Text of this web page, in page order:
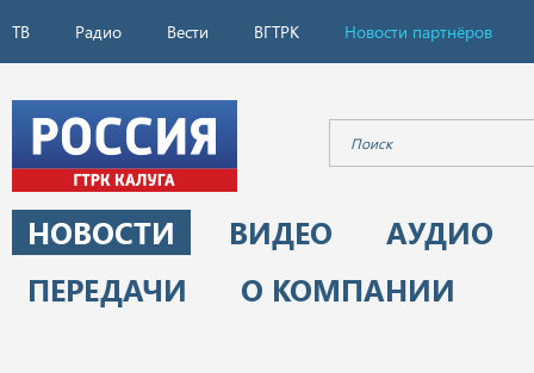
ТВ Радио Вести ВГТРК Новости партнёров
НОВОСТИ ВИДЕО
АУДИО
ПЕРЕДАЧИ
О КОМПАНИИ